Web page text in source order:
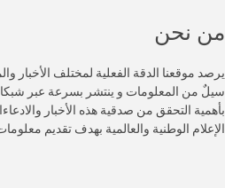
من نحن
يرصد موقعنا الدقة الفعلية لمختلف الأخبار
سيلٌ من المعلومات و ينتشر بسرعة عبر
الإعلام الوطنية والعالمية بهدف تقديم